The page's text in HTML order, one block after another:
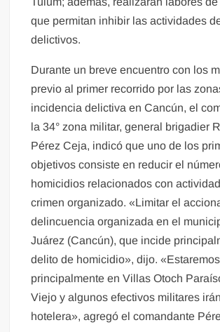
que permitan inhibir las actividades
delictivos.
Durante un breve encuentro con los
previo al primer recorrido por las
incidencia delictiva en Cancún, el
la 34° zona militar, general brigadier
Pérez Ceja, indicó que uno de los
objetivos consiste en reducir el
homicidios relacionados con
crimen organizado. «Limitar el
delincuencia organizada en el
Juárez (Cancún), que incide
delito de homicidio», dijo.
principalmente en Villas Otoch
Viejo y algunos efectivos militares
hotelera», agregó el comandante